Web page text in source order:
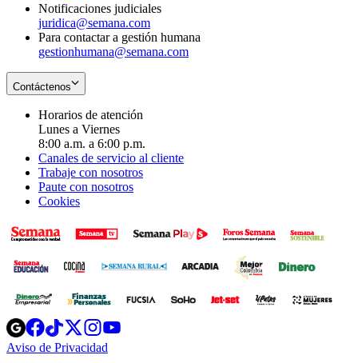
Notificaciones judiciales
juridica@semana.com
Para contactar a gestión humana
gestionhumana@semana.com
Contáctenos
Horarios de atención
Lunes a Viernes
8:00 a.m. a 6:00 p.m.
Canales de servicio al cliente
Trabaje con nosotros
Paute con nosotros
Cookies
Opens
in
new
Opens
in
new
Opens
in
new
Opens
new
Aviso de Privacidad